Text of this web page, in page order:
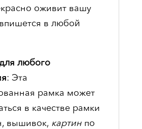
оживит вашу
в любой
любого
: Эта
рамка может
в качестве рамки
вышивок, картинпо